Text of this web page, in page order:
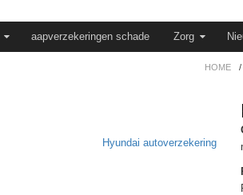
aapverzekeringen schade Zorg
HOME /
Hyundai autoverzekering